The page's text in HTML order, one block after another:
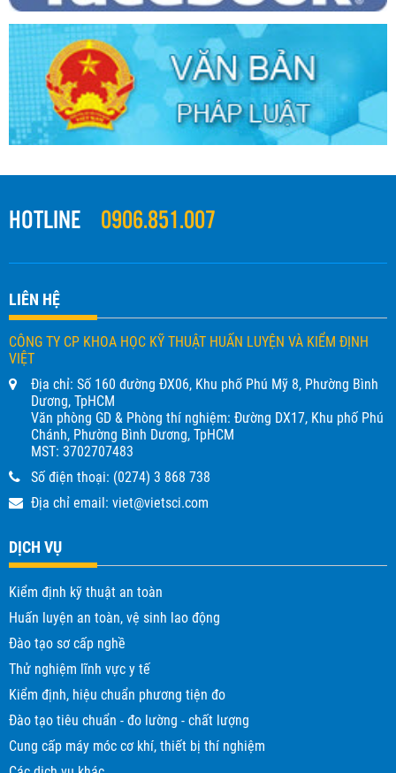
HOTLINE 0906.851.007
LIÊN HỆ
CÔNG TY CP KHOA HỌC KỸ THUẬT HUẤN LUYỆN VÀ KIỂM ĐỊNH
VIỆT
Địa chỉ: Số 160 đường ĐX06, Khu phố Phú Mỹ 8, Phường Bình
Dương, TpHCM
Văn phòng GD & Phòng thí nghiệm: Đường DX17, Khu phố Phú
Chánh, Phường Bình Dương, TpHCM
MST: 3702707483
Số điện thoại: (0274) 3 868 738
Địa chỉ email: viet@vietsci.com
DỊCH VỤ
Kiểm định kỹ thuật an toàn
Huấn luyện an toàn, vệ sinh lao động
Đào tạo sơ cấp nghề
Thử nghiệm lĩnh vực y tế
Kiểm định, hiệu chuẩn phương tiện đo
Đào tạo tiêu chuẩn - đo lường - chất lượng
Cung cấp máy móc cơ khí, thiết bị thí nghiệm